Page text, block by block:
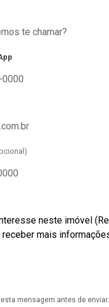
mensagem antes de enviar.